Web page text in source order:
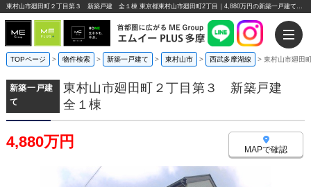
東村山市廻田町２丁目第３ 新築戸建 全１棟 東京都東村山市廻田町2丁目｜4,880万円の新築一戸建て｜エムイーPLUS多摩
TOPページ > 物件検索 > 新築一戸建て > 東村山市 > 西武多摩湖線 > 東村山市廻田
新築一戸建
て
東村山市廻田町２丁目第３ 新築戸建
全１棟
4,880万円 MAPで確認